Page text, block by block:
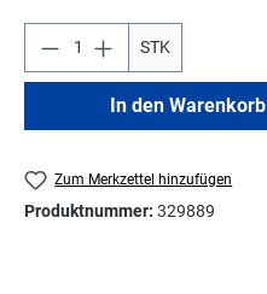
STK
In den Warenkorb
Zum Merkzettel hinzufügen
Produktnummer: 329889